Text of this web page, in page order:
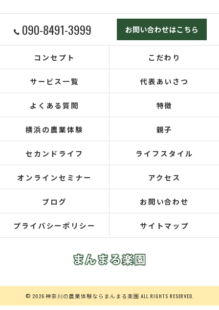
090-8491-3999 お問い合わせはこちら
コンセプト こだわり
サービス一覧 代表あいさつ
よくある質問 特徴
横浜の農業体験 親子
セカンドライフ ライフスタイル
オンラインセミナー アクセス
ブログ お問い合わせ
プライバシーポリシー サイトマップ
© 2026 神奈川の農業体験ならまんまる楽園 ALL RIGHTS RESERVED.